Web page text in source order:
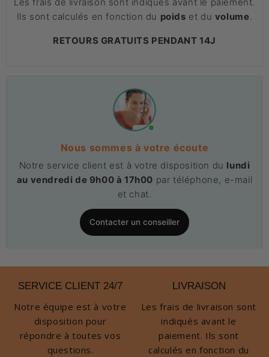
Ils sont calculés en fonction du poids et du volume
RETOURS GRATUITS PENDANT 14J
Nous sommes à votre écoute
Notre service client est à votre disposition du lundi
au vendredi de 9h00 à 17h00 par téléphone, e-mail
et chat.
Contacter un conseiller
SERVICE CLIENT 24/7
Notre équipe est à votre
disposition pour
répondre à toutes vos
questions.
LIVRAISON
Les frais de livraison sont
indiqués avant le
paiement. Ils sont
calculés en fonction du